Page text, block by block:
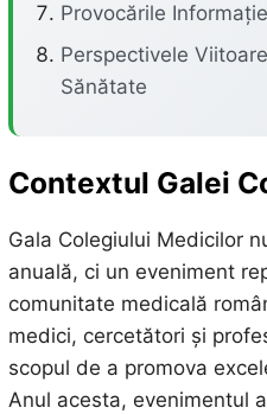
Provocările
Perspectivele
Sănătate
Contextul Galei
Gala Colegiului Medicilor
anuală, ci un eveniment
comunitate medicală
medici, cercetători și
scopul de a promova
Anul acesta, evenimentul